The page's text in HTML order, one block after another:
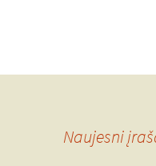
Naujesni